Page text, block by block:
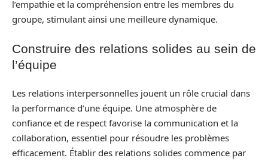
l’empathie et la compréhension entre les membres du
groupe, stimulant ainsi une meilleure dynamique.
Construire des relations solides au sein de
l’équipe
Les relations interpersonnelles jouent un rôle crucial dans
la performance d’une équipe. Une atmosphère de
confiance et de respect favorise la communication et la
collaboration, essentiel pour résoudre les problèmes
efficacement. Établir des relations solides commence par